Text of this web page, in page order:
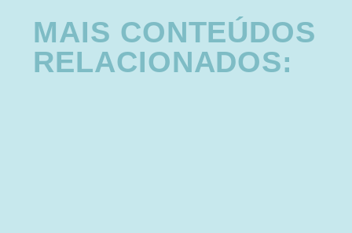
MAIS CONTEÚDOS
RELACIONADOS: